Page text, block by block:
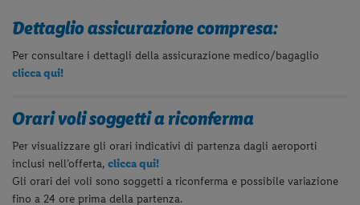
Dettaglio assicurazione compresa:
Per consultare i dettagli della assicurazione medico/bagaglio
clicca qui!
Orari voli soggetti a riconferma
Per visualizzare gli orari indicativi di partenza dagli aeroporti
inclusi nell’offerta,clicca qui!
Gli orari dei voli sono soggetti a riconferma e possibile variazione
fino a 24 ore prima della partenza.